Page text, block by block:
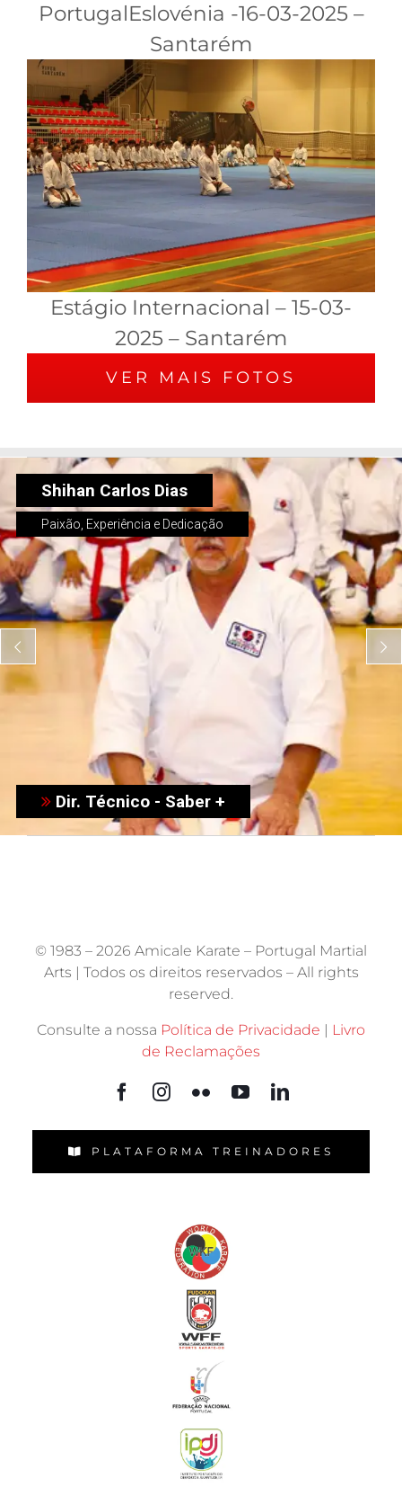
PortugalEslovénia -16-03-2025 –
Santarém
Estágio Internacional – 15-03-
2025 – Santarém
VER MAIS FOTOS
Shihan Carlos Dias
Paixão, Experiência e Dedicação
Dir. Técnico - Saber +
© 1983 – 2026 Amicale Karate – Portugal Martial
Arts | Todos os direitos reservados – All rights
reserved.
Consulte a nossa Política de Privacidade | Livro
de Reclamações
PLATAFORMA TREINADORES